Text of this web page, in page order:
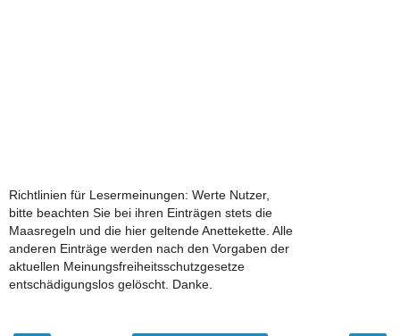
Richtlinien für Lesermeinungen: Werte Nutzer,
bitte beachten Sie bei ihren Einträgen stets die
Maasregeln und die hier geltende Anettekette. Alle
anderen Einträge werden nach den Vorgaben der
aktuellen Meinungsfreiheitsschutzgesetze
entschädigungslos gelöscht. Danke.